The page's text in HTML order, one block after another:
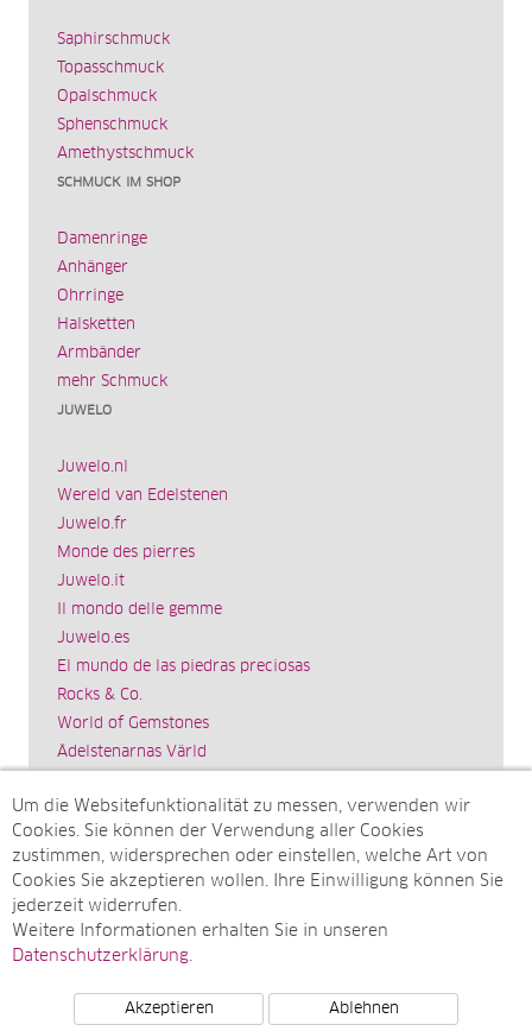
Saphirschmuck
Topasschmuck
Opalschmuck
Sphenschmuck
Amethystschmuck
SCHMUCK IM SHOP
Damenringe
Anhänger
Ohrringe
Halsketten
Armbänder
mehr Schmuck
JUWELO
Juwelo.nl
Wereld van Edelstenen
Juwelo.fr
Monde des pierres
Juwelo.it
Il mondo delle gemme
Juwelo.es
El mundo de las piedras preciosas
Rocks & Co.
World of Gemstones
Ädelstenarnas Värld
Impressum
SITEMAP
Sitemap
Monatsarchive
Top-Artikel
Um die Websitefunktionalität zu messen, verwenden wir
Cookies. Sie können der Verwendung aller Cookies
zustimmen, widersprechen oder einstellen, welche Art von
Cookies Sie akzeptieren wollen. Ihre Einwilligung können Sie
jederzeit widerrufen.
Weitere Informationen erhalten Sie in unseren
Datenschutzerklärung.
Akzeptieren Ablehnen